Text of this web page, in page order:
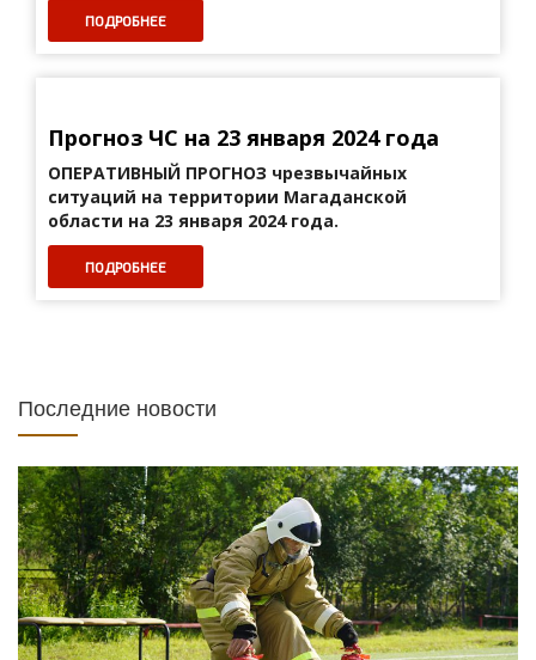
ПОДРОБНЕЕ
Прогноз ЧС на 23 января 2024 года
ОПЕРАТИВНЫЙ ПРОГНОЗ чрезвычайных
ситуаций на территории Магаданской
области на 23 января 2024 года.
ПОДРОБНЕЕ
Последние новости